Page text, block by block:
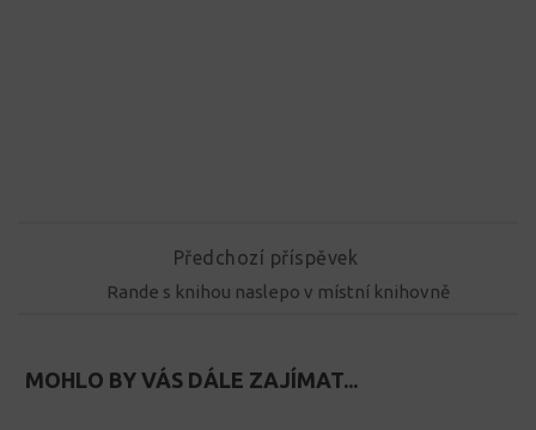
Předchozí příspěvek
Rande s knihou naslepo v místní knihovně
MOHLO BY VÁS DÁLE ZAJÍMAT...